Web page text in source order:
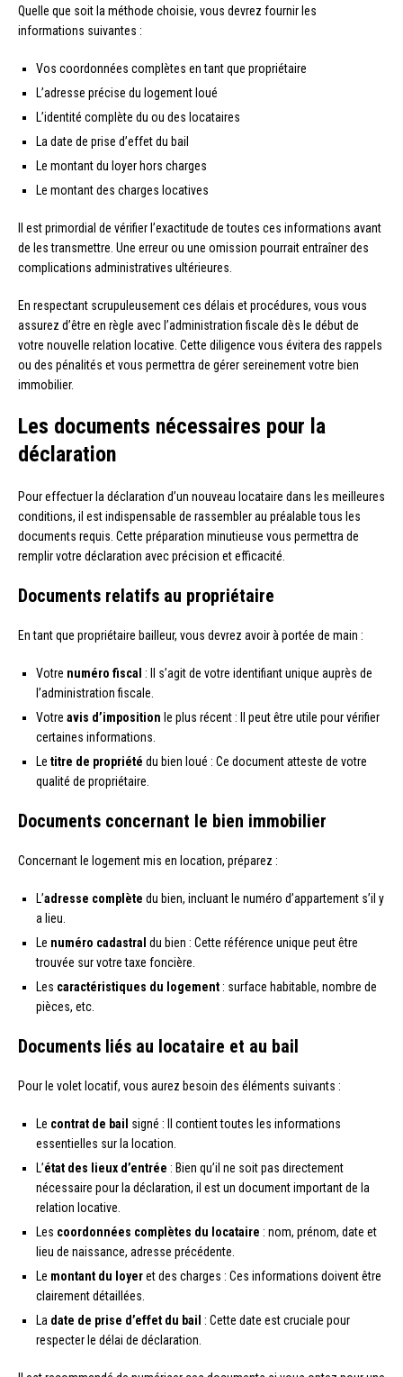
Quelle que soit la méthode choisie, vous devrez fournir les
informations suivantes :
Vos coordonnées complètes en tant que propriétaire
L’adresse précise du logement loué
L’identité complète du ou des locataires
La date de prise d’effet du bail
Le montant du loyer hors charges
Le montant des charges locatives
Il est primordial de vérifier l’exactitude de toutes ces informations avant
de les transmettre. Une erreur ou une omission pourrait entraîner des
complications administratives ultérieures.
En respectant scrupuleusement ces délais et procédures, vous vous
assurez d’être en règle avec l’administration fiscale dès le début de
votre nouvelle relation locative. Cette diligence vous évitera des rappels
ou des pénalités et vous permettra de gérer sereinement votre bien
immobilier.
Les documents nécessaires pour la
déclaration
Pour effectuer la déclaration d’un nouveau locataire dans les meilleures
conditions, il est indispensable de rassembler au préalable tous les
documents requis. Cette préparation minutieuse vous permettra de
remplir votre déclaration avec précision et efficacité.
Documents relatifs au propriétaire
En tant que propriétaire bailleur, vous devrez avoir à portée de main :
Votre numéro fiscal : Il s’agit de votre identifiant unique auprès de
l’administration fiscale.
Votre avis d’imposition le plus récent : Il peut être utile pour vérifier
certaines informations.
Le titre de propriété du bien loué : Ce document atteste de votre
qualité de propriétaire.
Documents concernant le bien immobilier
Concernant le logement mis en location, préparez :
L’adresse complète du bien, incluant le numéro d’appartement s’il y
a lieu.
Le numéro cadastral du bien : Cette référence unique peut être
trouvée sur votre taxe foncière.
Les caractéristiques du logement : surface habitable, nombre de
pièces, etc.
Documents liés au locataire et au bail
Pour le volet locatif, vous aurez besoin des éléments suivants :
Le contrat de bail signé : Il contient toutes les informations
essentielles sur la location.
L’état des lieux d’entrée : Bien qu’il ne soit pas directement
nécessaire pour la déclaration, il est un document important de la
relation locative.
Les coordonnées complètes du locataire : nom, prénom, date et
lieu de naissance, adresse précédente.
Le montant du loyeret des charges : Ces informations doivent être
clairement détaillées.
La date de prise d’effet du bail : Cette date est cruciale pour
respecter le délai de déclaration.